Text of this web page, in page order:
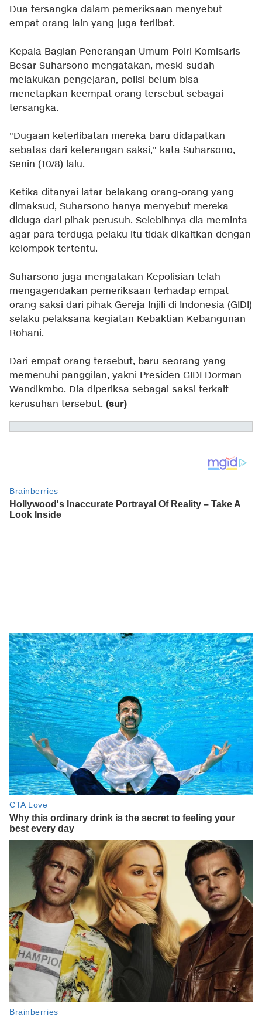
Dua tersangka dalam pemeriksaan menyebut
empat orang lain yang juga terlibat.
Kepala Bagian Penerangan Umum Polri Komisaris
Besar Suharsono mengatakan, meski sudah
melakukan pengejaran, polisi belum bisa
menetapkan keempat orang tersebut sebagai
tersangka.
"Dugaan keterlibatan mereka baru didapatkan
sebatas dari keterangan saksi," kata Suharsono,
Senin (10/8) lalu.
Ketika ditanyai latar belakang orang-orang yang
dimaksud, Suharsono hanya menyebut mereka
diduga dari pihak perusuh. Selebihnya dia meminta
agar para terduga pelaku itu tidak dikaitkan dengan
kelompok tertentu.
Suharsono juga mengatakan Kepolisian telah
mengagendakan pemeriksaan terhadap empat
orang saksi dari pihak Gereja Injili di Indonesia (GIDI)
selaku pelaksana kegiatan Kebaktian Kebangunan
Rohani.
Dari empat orang tersebut, baru seorang yang
memenuhi panggilan, yakni Presiden GIDI Dorman
Wandikmbo. Dia diperiksa sebagai saksi terkait
kerusuhan tersebut. (sur)